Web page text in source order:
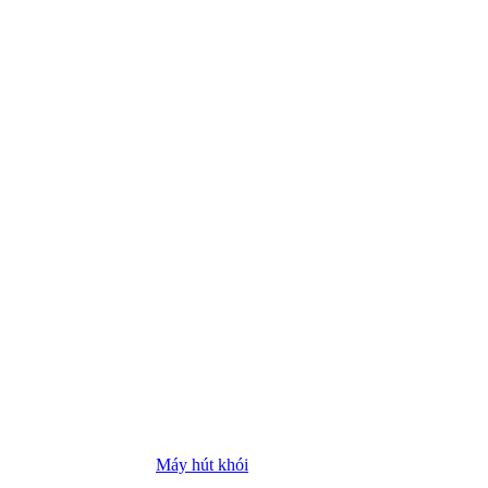
Máy hút khói